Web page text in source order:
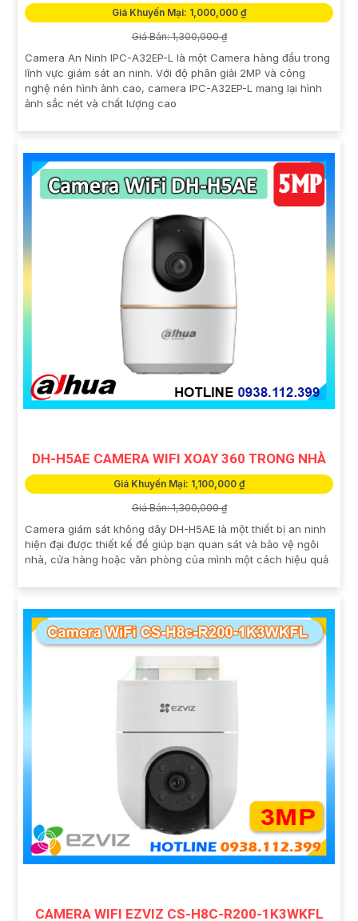
Giá Khuyến Mại: 1,000,000 ₫
Giá Bán: 1,300,000 ₫
Camera An Ninh IPC-A32EP-L là một Camera hàng đầu trong
lĩnh vực giám sát an ninh. Với độ phân giải 2MP và công
nghệ nén hình ảnh cao, camera IPC-A32EP-L mang lại hình
ảnh sắc nét và chất lượng cao
DH-H5AE CAMERA WIFI XOAY 360 TRONG NHÀ
Giá Khuyến Mại: 1,100,000 ₫
Giá Bán: 1,300,000 ₫
Camera giám sát không dây DH-H5AE là một thiết bị an ninh
hiện đại được thiết kế để giúp bạn quan sát và bảo vệ ngôi
nhà, cửa hàng hoặc văn phòng của mình một cách hiệu quả
CAMERA WIFI EZVIZ CS-H8C-R200-1K3WKFL